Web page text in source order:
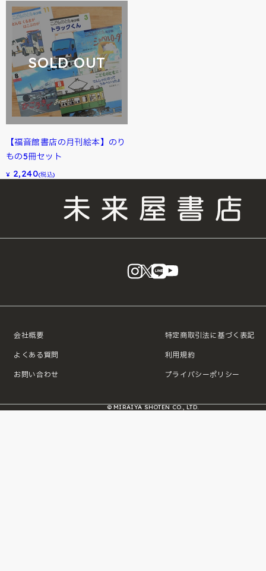
SOLD OUT
【福音館書店の月刊絵本】のり
もの5冊セット
¥ 2,240(税込)
instagram
X LINE
会社概要
よくある質問
お問い合わせ
特定商取引法に基づく表記
利用規約
プライバシーポリシー
© MIRAIYA SHOTEN CO., LTD.